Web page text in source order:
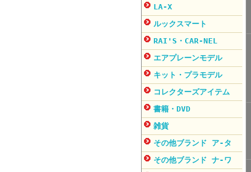
LA-X
ルックスマート
RAI'S・CAR-NEL
エアプレーンモデル
キット・プラモデル
コレクターズアイテム
書籍・DVD
雑貨
その他ブランド ア-タ
その他ブランド ナ-ワ